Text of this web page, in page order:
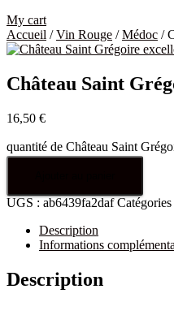
My cart
Accueil /Vin Rouge /Médoc /
Château Saint
16,50 €
quantité de Château Saint
UGS : ab6439fa2daf Catégories
Description
Informations
Description